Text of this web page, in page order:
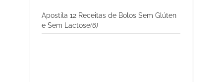
Apostila 12 Receitas de Bolos Sem Glúten
e Sem Lactose(6)